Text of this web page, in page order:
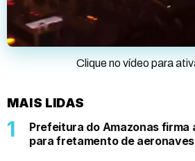
Clique no vídeo para
MAIS LIDAS
Prefeitura do Amazonas firma
para fretamento de aeronaves